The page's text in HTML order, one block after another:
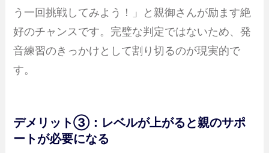
う一回挑戦してみよう！」と親御さんが励ます絶
好のチャンスです。完璧な判定ではないため、発
音練習のきっかけとして割り切るのが現実的で
す。
デメリット③：レベルが上がると親のサポ
ートが必要になる